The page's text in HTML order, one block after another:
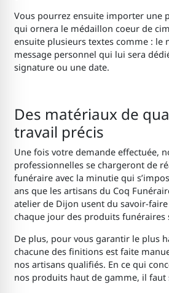
Vous pourrez ensuite importer une
qui ornera le médaillon coeur de
ensuite plusieurs textes comme : le
message personnel qui lui sera
signature ou une date.
Des matériaux de
travail précis
Une fois votre demande effectuée,
professionnelles se chargeront de
funéraire avec la minutie qui
ans que les artisans du Coq
atelier de Dijon usent du savoir-
chaque jour des produits funéraires
De plus, pour vous garantir le plus
chacune des finitions est faite
nos artisans qualifiés. En ce qui
nos produits haut de gamme, il faut